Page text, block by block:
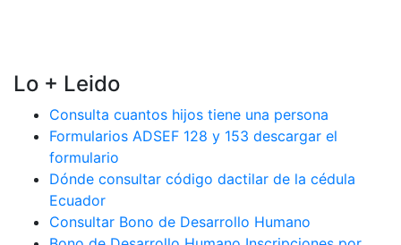
Lo + Leido
Consulta cuantos hijos tiene una persona
Formularios ADSEF 128 y 153 descargar el
formulario
Dónde consultar código dactilar de la cédula
Ecuador
Consultar Bono de Desarrollo Humano